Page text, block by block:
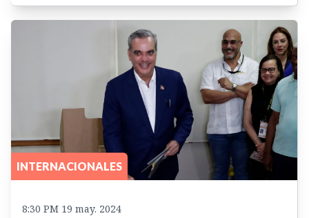
INTERNACIONALES
8:30 PM 19 may. 2024